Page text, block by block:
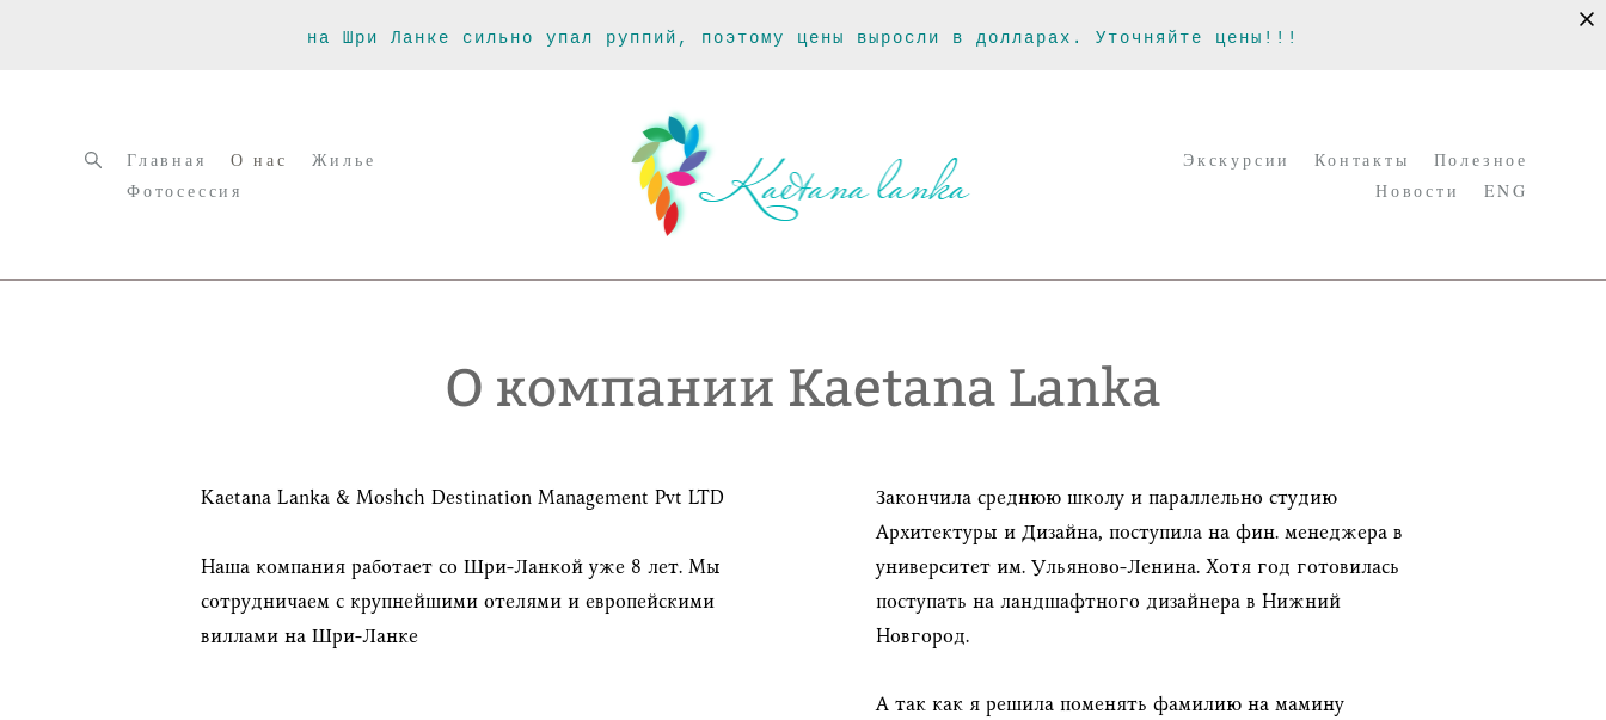
на Шри Ланке сильно упал руппий, поэтому цены выросли в долларах. Уточняйте цены!!!
Главная О нас
Жилье
Фотосессия
Экскурсии Контакты
Полезное
Новости
ENG
О компании Kaetana Lanka
Kaetana Lanka & Moshch Destination Management Pvt LTD
Наша компания работает со Шри-Ланкой уже 8 лет. Мы
сотрудничаем с крупнейшими отелями и европейскими
виллами на Шри-Ланке
Закончила среднюю школу и параллельно студию
Архитектуры и Дизайна, поступила на фин. менеджера в
университет им. Ульяново-Ленина. Хотя год готовилась
поступать на ландшафтного дизайнера в Нижний
Новгород.
А так как я решила поменять фамилию на мамину